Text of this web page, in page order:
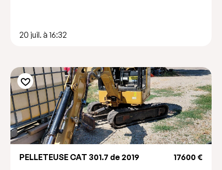
20 juil. à 16:32
PELLETEUSE CAT 301.7 de 2019
17600 €